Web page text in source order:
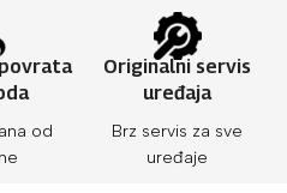
od
Originalni servis
uređaja
Brz servis za sve
uređaje